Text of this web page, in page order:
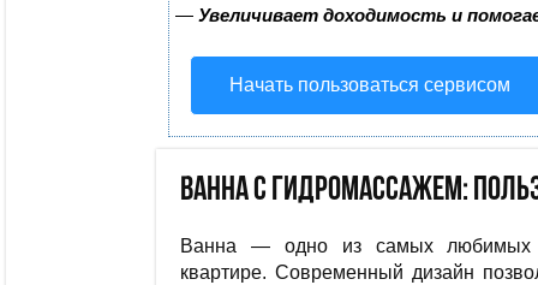
— Увеличивает доходимость и
Начать пользоваться сервисом
Ванна с гидромассажем:
Ванна — одно из самых
квартире. Современный дизайн